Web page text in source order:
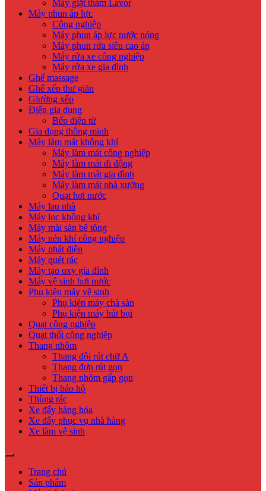
Máy giặt thảm Lavor
Máy phun áp lực
Công nghiệp
Máy phun áp lực nước nóng
Máy phun rửa siêu cao áp
Máy rửa xe công nghiệp
Máy rửa xe gia đình
Ghế massage
Ghế xếp thư giãn
Giường xếp
Điện gia dụng
Bếp điện từ
Gia dụng thông minh
Máy làm mát không khí
Máy làm mát công nghiệp
Máy làm mát di động
Máy làm mát gia đình
Máy làm mát nhà xưởng
Quạt hơi nước
Máy lau nhà
Máy lọc không khí
Máy mài sàn bê tông
Máy nén khí công nghiệp
Máy phát điện
Máy quét rác
Máy tạo oxy gia đình
Máy vệ sinh hơi nước
Phụ kiện máy vệ sinh
Phụ kiện máy chà sàn
Phụ kiện máy hút bụi
Quạt công nghiệp
Quạt thổi công nghiệp
Thang nhôm
Thang đôi rút chữ A
Thang đơn rút gọn
Thang nhôm gấp gọn
Thiết bị bảo hộ
Thùng rác
Xe đẩy hàng hóa
Xe đẩy phục vụ nhà hàng
Xe làm vệ sinh
Trang chủ
Sản phẩm